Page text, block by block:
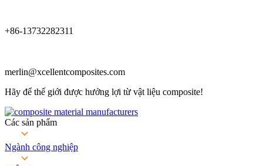
+86-13732282311
merlin@xcellentcomposites.com
Hãy để thế giới được hưởng lợi từ vật liệu composite!
Các sản phẩm
Ngành công nghiệp